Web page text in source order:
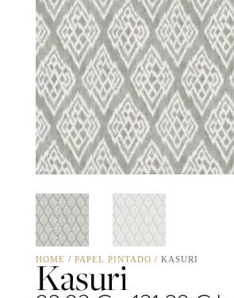
HOME / PAPEL PINTADO / KASURI
Kasuri